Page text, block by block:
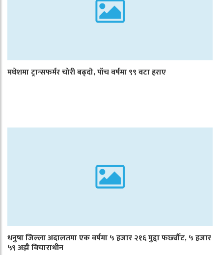
मधेशमा ट्रान्सफर्मर चोरी बढ्दो, पाँच वर्षमा ९९ वटा हराए
धनुषा जिल्ला अदालतमा एक वर्षमा ५ हजार २१६ मुद्दा फर्छ्यौट, ५ हजार
५९ अझै विचाराधीन